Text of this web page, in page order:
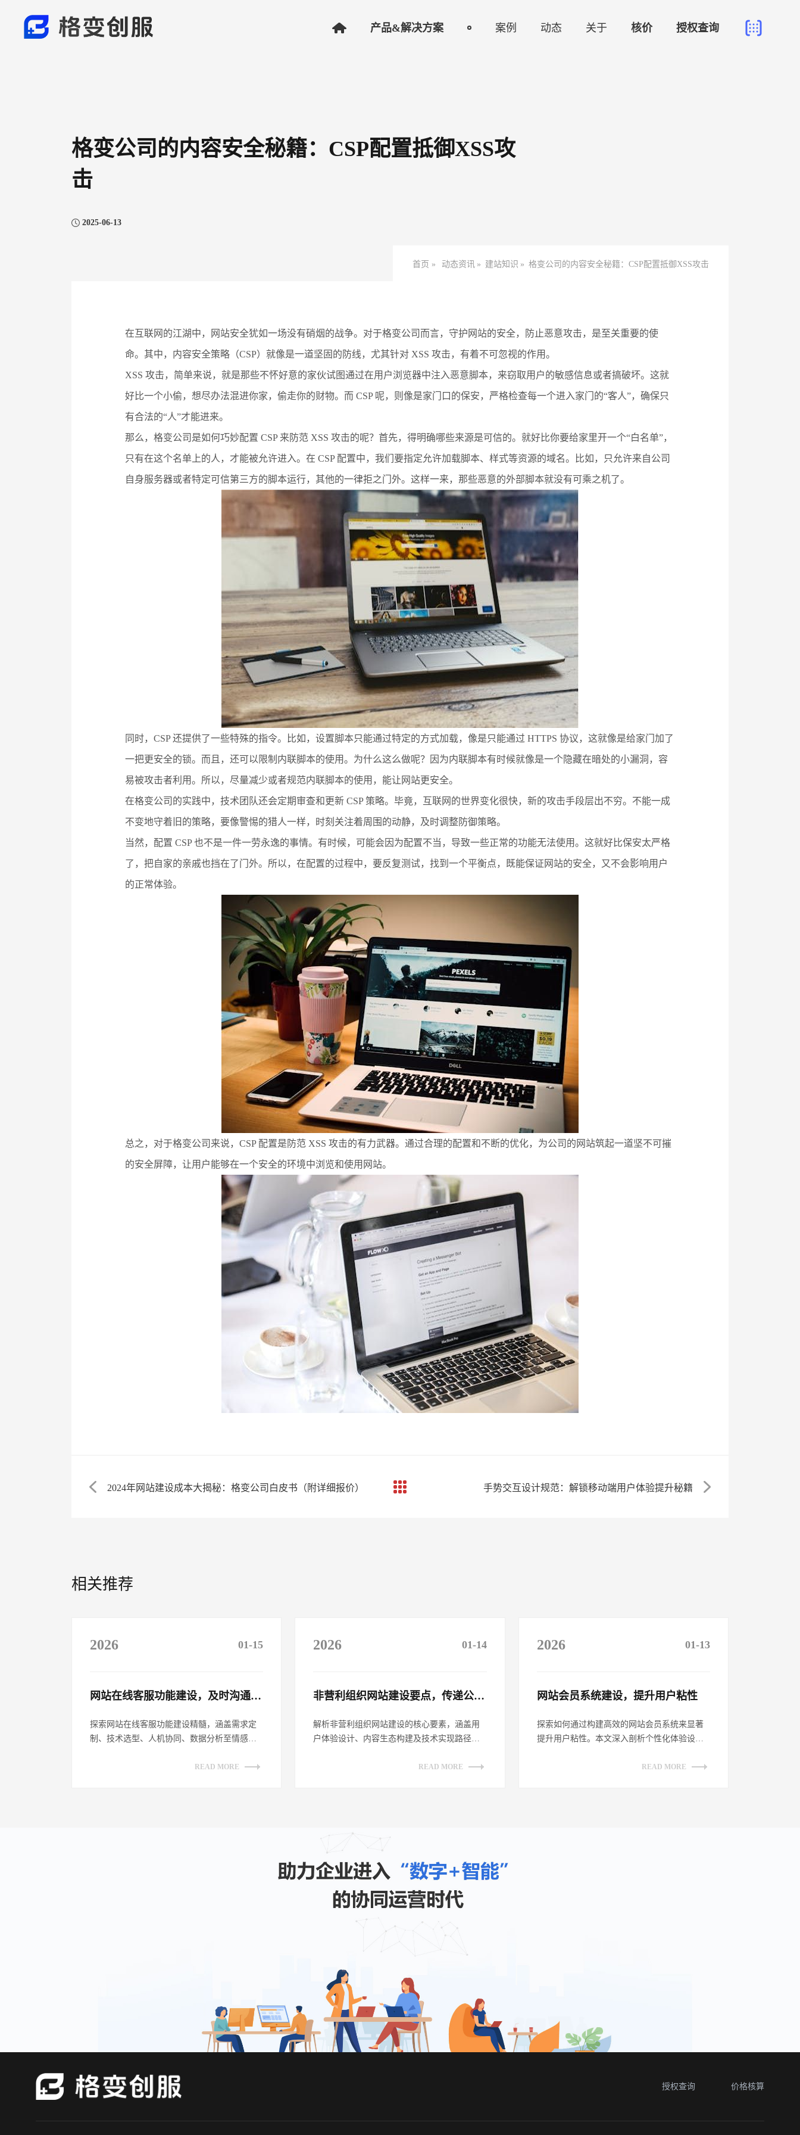
产品&解决方案 案例 动态 关于 核价 授权查询
格变公司的内容安全秘籍：CSP配置抵御XSS攻
击
2025-06-13
首页 » 动态资讯 » 建站知识 » 格变公司的内容安全秘籍：CSP配置抵御XSS攻击
在互联网的江湖中，网站安全犹如一场没有硝烟的战争。对于格变公司而言，守护网站的安全，防止恶意攻击，是至关重要的使
命。其中，内容安全策略（CSP）就像是一道坚固的防线，尤其针对 XSS 攻击，有着不可忽视的作用。
XSS 攻击，简单来说，就是那些不怀好意的家伙试图通过在用户浏览器中注入恶意脚本，来窃取用户的敏感信息或者搞破坏。这就
好比一个小偷，想尽办法混进你家，偷走你的财物。而 CSP 呢，则像是家门口的保安，严格检查每一个进入家门的“客人”，确保只
有合法的“人”才能进来。
那么，格变公司是如何巧妙配置 CSP 来防范 XSS 攻击的呢？首先，得明确哪些来源是可信的。就好比你要给家里开一个“白名单”，
只有在这个名单上的人，才能被允许进入。在 CSP 配置中，我们要指定允许加载脚本、样式等资源的域名。比如，只允许来自公司
自身服务器或者特定可信第三方的脚本运行，其他的一律拒之门外。这样一来，那些恶意的外部脚本就没有可乘之机了。
同时，CSP 还提供了一些特殊的指令。比如，设置脚本只能通过特定的方式加载，像是只能通过 HTTPS 协议，这就像是给家门加了
一把更安全的锁。而且，还可以限制内联脚本的使用。为什么这么做呢？因为内联脚本有时候就像是一个隐藏在暗处的小漏洞，容
易被攻击者利用。所以，尽量减少或者规范内联脚本的使用，能让网站更安全。
在格变公司的实践中，技术团队还会定期审查和更新 CSP 策略。毕竟，互联网的世界变化很快，新的攻击手段层出不穷。不能一成
不变地守着旧的策略，要像警惕的猎人一样，时刻关注着周围的动静，及时调整防御策略。
当然，配置 CSP 也不是一件一劳永逸的事情。有时候，可能会因为配置不当，导致一些正常的功能无法使用。这就好比保安太严格
了，把自家的亲戚也挡在了门外。所以，在配置的过程中，要反复测试，找到一个平衡点，既能保证网站的安全，又不会影响用户
的正常体验。
总之，对于格变公司来说，CSP 配置是防范 XSS 攻击的有力武器。通过合理的配置和不断的优化，为公司的网站筑起一道坚不可摧
的安全屏障，让用户能够在一个安全的环境中浏览和使用网站。
2024年网站建设成本大揭秘：格变公司白皮书（附详细报价） 手势交互设计规范：解锁移动端用户体验提升秘籍
相关推荐
2026 01-15
网站在线客服功能建设，及时沟通客户​
探索网站在线客服功能建设精髓，涵盖需求定
制、技术选型、人机协同、数据分析至情感链
READ MORE
2026 01-14
非营利组织网站建设要点，传递公益理念​
解析非营利组织网站建设的核心要素，涵盖用
户体验设计、内容生态构建及技术实现路径。
READ MORE
2026 01-13
网站会员系统建设，提升用户粘性​
探索如何通过构建高效的网站会员系统来显著
提升用户粘性。本文深入剖析个性化体验设
READ MORE
授权查询 价格核算